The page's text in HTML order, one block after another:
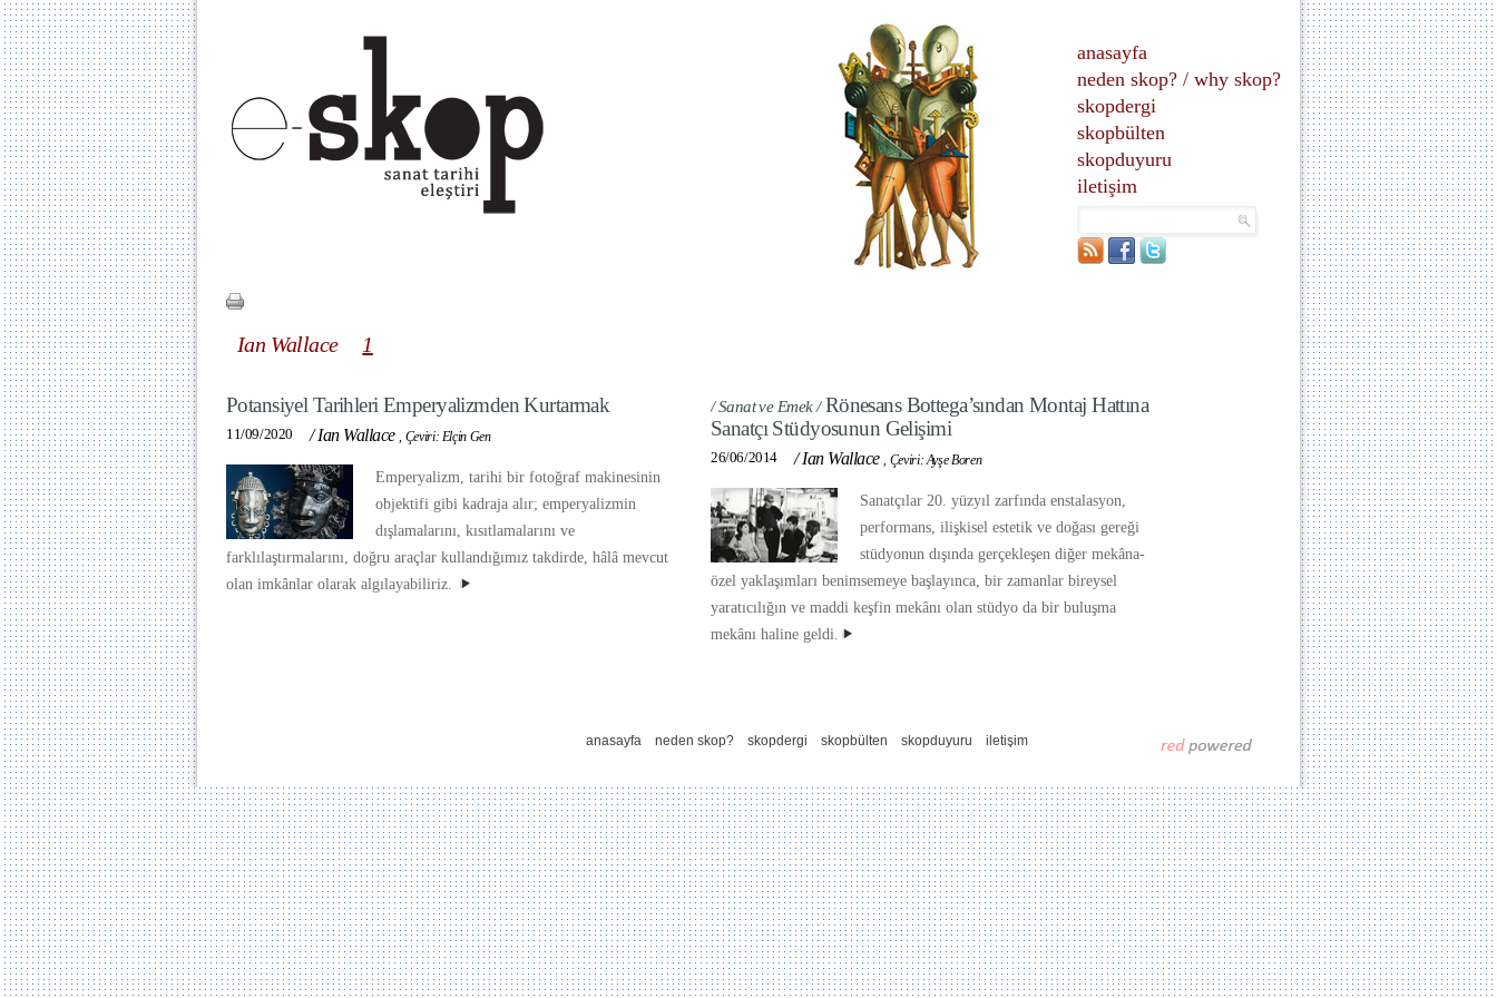
anasayfa
neden skop? / why skop?
skopdergi
skopbülten
skopduyuru
iletişim
Ian Wallace 1
Potansiyel Tarihleri Emperyalizmden Kurtarmak
11/09/2020 /Ian Wallace , Çeviri: Elçin Gen
Emperyalizm, tarihi bir fotoğraf makinesinin
objektifi gibi kadraja alır; emperyalizmin
dışlamalarını, kısıtlamalarını ve
farklılaştırmalarını, doğru araçlar kullandığımız takdirde, hâlâ mevcut
olan imkânlar olarak algılayabiliriz.
/ Sanat ve Emek /Rönesans Bottega’sından Montaj Hattına
Sanatçı Stüdyosunun Gelişimi
26/06/2014 /Ian Wallace , Çeviri: Ayşe Boren
Sanatçılar 20. yüzyıl zarfında enstalasyon,
performans, ilişkisel estetik ve doğası gereği
stüdyonun dışında gerçekleşen diğer mekâna-
özel yaklaşımları benimsemeye başlayınca, bir zamanlar bireysel
yaratıcılığın ve maddi keşfin mekânı olan stüdyo da bir buluşma
mekânı haline geldi.
anasayfa neden skop? skopdergi skopbülten skopduyuru iletişim